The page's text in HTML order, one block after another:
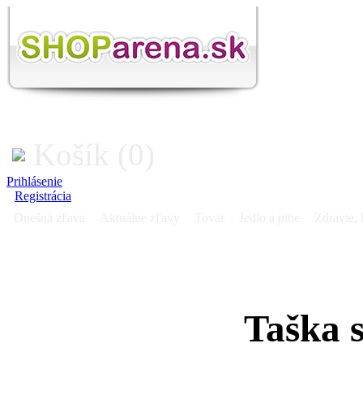
Prihlásenie
Registrácia
Taška